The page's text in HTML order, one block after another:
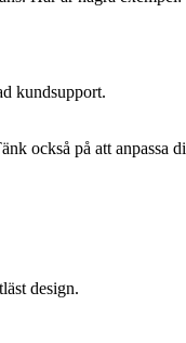
kundsupport.
också på att anpassa
design.